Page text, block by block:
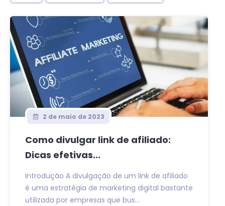
2 de maio de 2023
Como divulgar link de afiliado:
Dicas efetivas...
Introdução A divulgação de um link de afiliado
é uma estratégia de marketing digital bastante
utilizada por empresas que bus...